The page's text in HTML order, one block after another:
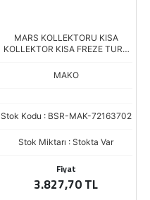
MARS KOLLEKTORU KISA
KOLLEKTOR KISA FREZE TURK
KISA TIP 63296859 702
MAKO
Stok Kodu : BSR-MAK-72163702
Stok Miktarı : Stokta Var
Fiyat
3.827,70 TL